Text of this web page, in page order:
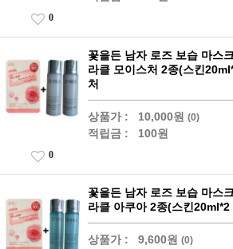
0
꽃을든 남자 로즈 보습 마스
라클 모이스처 2종(스킨
처
상품가 : 10,000원 (0)
적립금 : 100원
0
꽃을든 남자 로즈 보습 마스
라클 아쿠아 2종(스킨
상품가 : 9,600원 (0)